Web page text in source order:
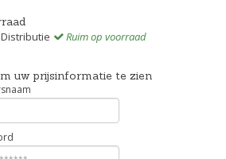
Ruim op voorraad
uw prijsinformatie te zien